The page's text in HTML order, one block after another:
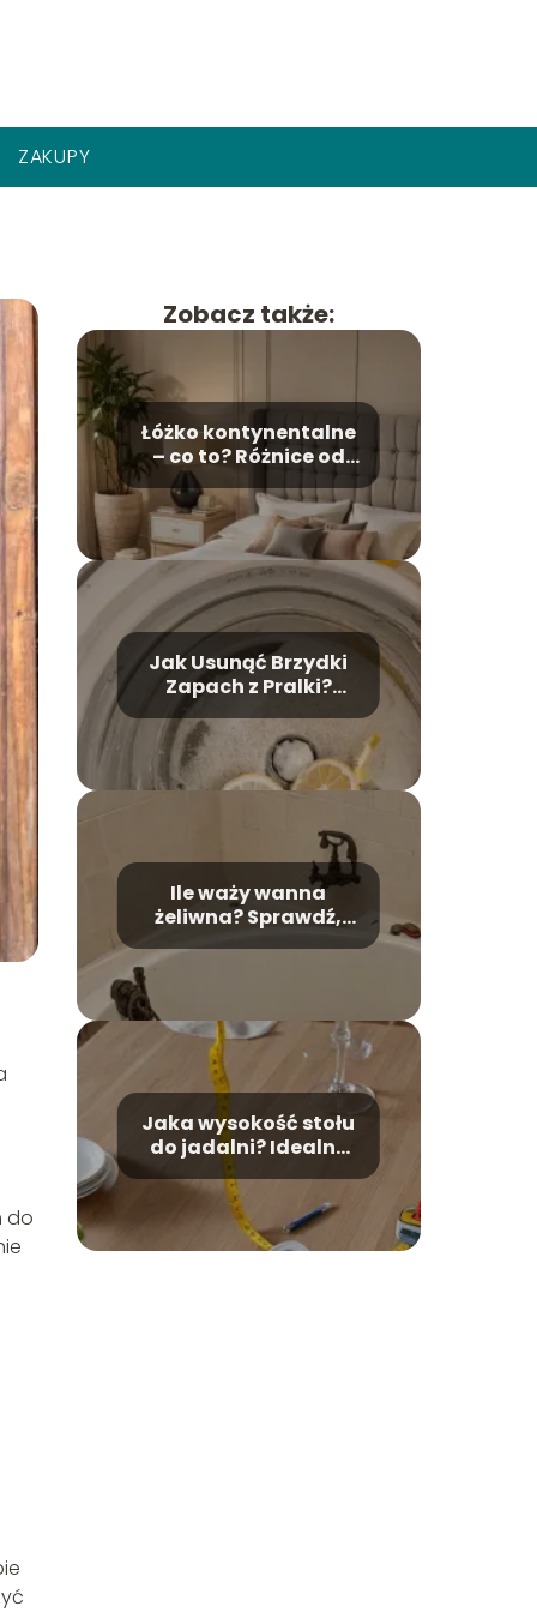
ZAKUPY
do
Zobacz także:
Łóżko kontynentalne
– co to? Różnice od
tradycyjnego
Jak Usunąć Brzydki
Zapach z Pralki?
Skuteczne Domowe
Metody
Ile waży wanna
żeliwna? Sprawdź,
Jaka wysokość stołu
do jadalni? Idealne
wymiary dla Twojej
wygody